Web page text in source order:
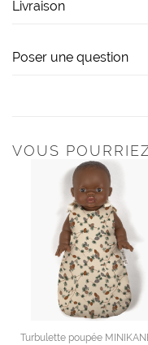
Livraison
Poser une question
VOUS
Turbulette poupée